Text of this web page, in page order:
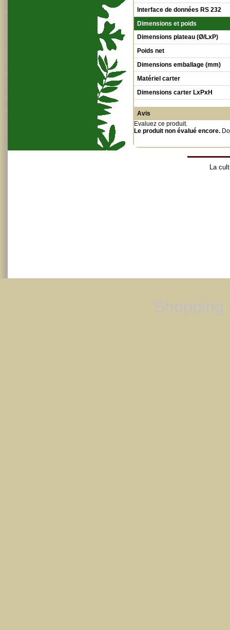
Interface de données RS 232
Dimensions et poids
Dimensions plateau (Ø/LxP)
Poids net
Dimensions emballage (mm)
Matériel carter
Dimensions carter LxPxH
Avis
Evaluez ce produit.
Le produit non évalué encore.
La
Shopping